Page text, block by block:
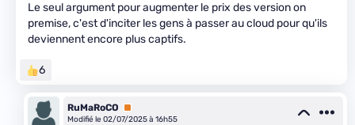
Le seul argument pour augmenter le prix des version on
premise, c'est d'inciter les gens à passer au cloud pour qu'ils
deviennent encore plus captifs.
6
RuMaRoCO
Premium
Modifié le 02/07/2025 à 16h55